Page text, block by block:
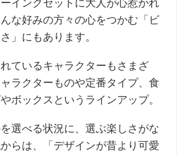
な好みの方々の心をつかむ「ビ
」にもあります。
ているキャラクターもさまざ
ラクターものや定番タイプ、食
ボックスというラインアップ。
選べる状況に、選ぶ楽しさがな
らは、「デザインが昔より可愛